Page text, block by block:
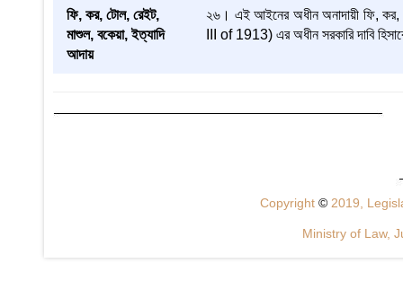
ফি, কর, টোল, রেইট,
মাশুল, বকেয়া, ইত্যাদি
আদায়
২৬। এই আইনের অধীন অনাদায়ী ফি,
III of 1913) এর অধীন সরকারি দাবি
Copyright © 2019,
Ministry of Law,